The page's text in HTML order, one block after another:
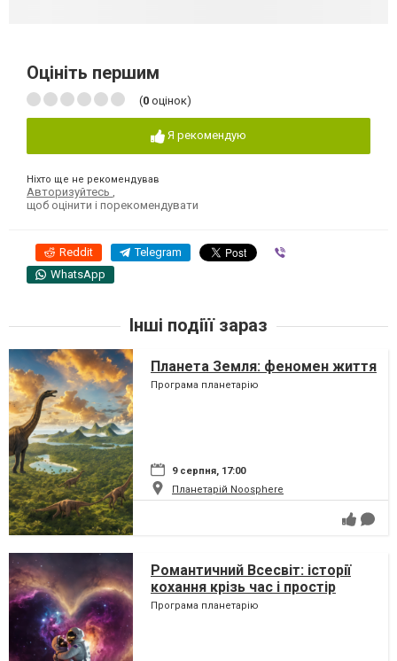
Оцініть першим
(0 оцінок)
Я рекомендую
Ніхто ще не рекомендував
Авторизуйтесь
щоб оцінити і порекомендувати
Reddit Telegram
WhatsApp
Інші подіїї зараз
Планета Земля: феномен життя
Програма планетарію
9 серпня, 17:00
Планетарій Noosphere
Романтичний Всесвіт: історії
кохання крізь час і простір
Програма планетарію